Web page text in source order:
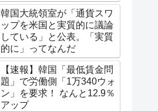
韓国大統領室が「通貨スワ
ップを米国と実質的に議論
している」と公表。「実質
的に」ってなんだ
【速報】韓国「最低賃金問
題」で労働側「1万340ウォ
ン」を要求！ なんと12.9％
アップ